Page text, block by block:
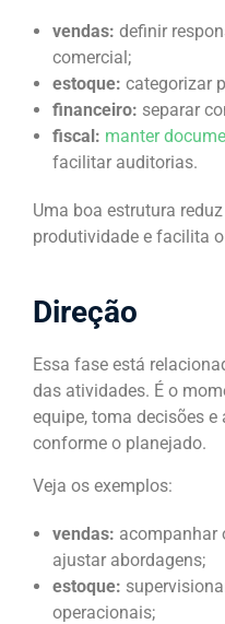
vendas: definir
comercial;
estoque: categorizar
financeiro: separar
fiscal: manter
facilitar auditorias.
Uma boa estrutura
produtividade e facilita
Direção
Essa fase está
das atividades. É o
equipe, toma decisões
conforme o planejado.
Veja os exemplos:
vendas: acompanhar
ajustar abordagens;
estoque:
operacionais;